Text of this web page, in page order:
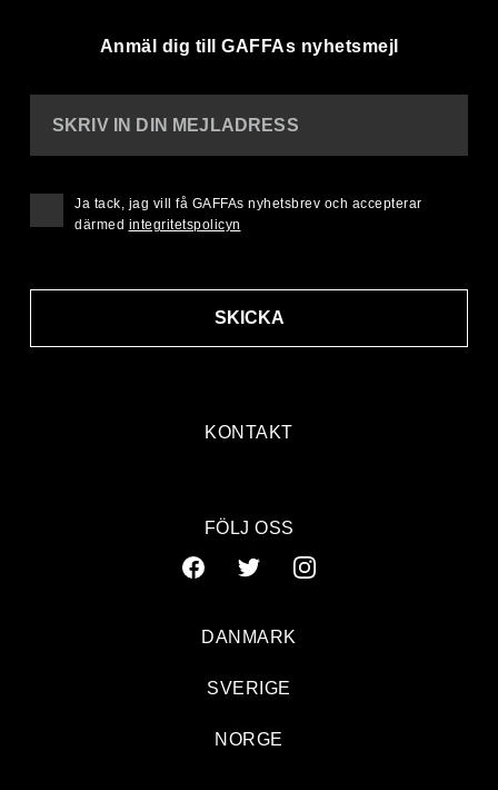
Anmäl dig till GAFFAs nyhetsmejl
KONTAKT
SKRIV IN DIN MEJLADRESS
SKICKA
Ja tack, jag vill få GAFFAs nyhetsbrev och accepterar
därmed integritetspolicyn
FÖLJ OSS
DANMARK
SVERIGE
NORGE